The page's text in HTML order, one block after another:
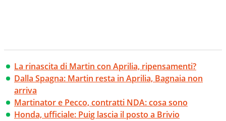
La rinascita di Martin con Aprilia, ripensamenti?
Dalla Spagna: Martin resta in Aprilia, Bagnaia non
arriva
Martinator e Pecco, contratti NDA: cosa sono
Honda, ufficiale: Puig lascia il posto a Brivio